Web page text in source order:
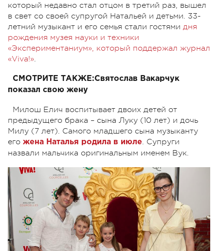
который недавно стал отцом в третий раз, вышел
в свет со своей супругой Натальей и детьми. 33-
летний музыкант и его семья стали гостями дня
рождения музея науки и техники
«Экспериментаниум», который поддержал журнал
«Viva!».
СМОТРИТЕ ТАКЖЕ:Святослав Вакарчук
показал свою жену
Милош Елич воспитывает двоих детей от
предыдущего брака – сына Луку (10 лет) и дочь
Милу (7 лет). Самого младшего сына музыканту
его жена Наталья родила в июле. Супруги
назвали мальчика оригинальным именем Вук.